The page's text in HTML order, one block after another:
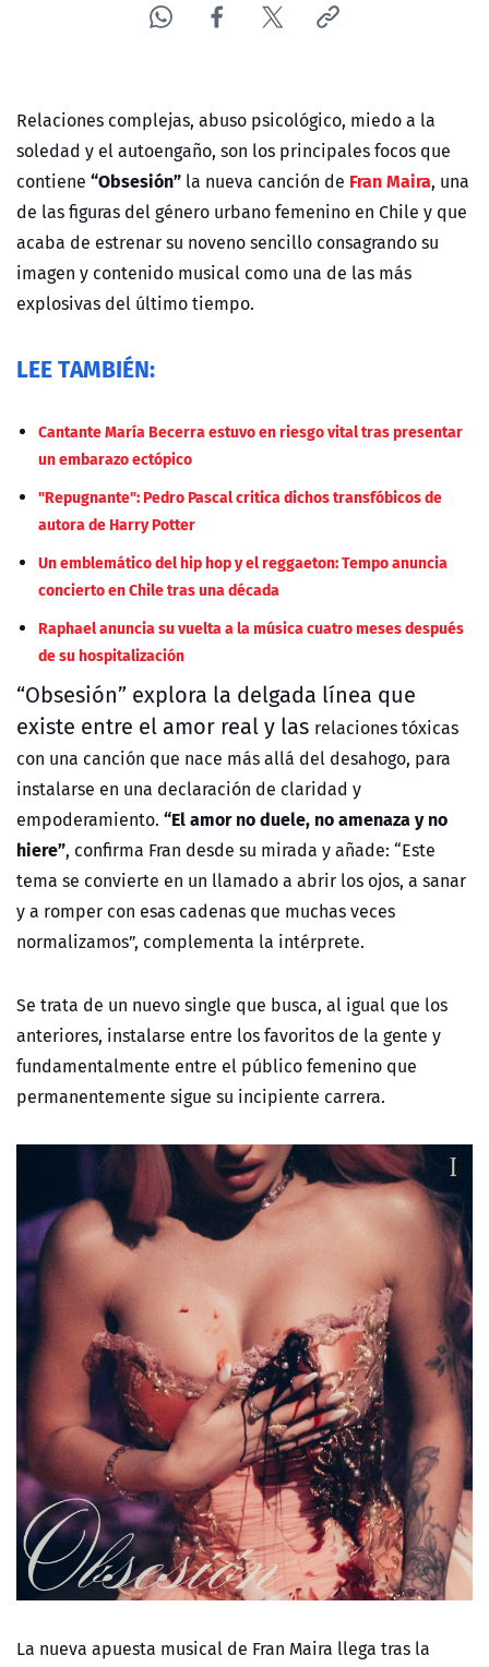
Relaciones complejas, abuso psicológico, miedo a la
soledad y el autoengaño, son los principales focos que
contiene “Obsesión” la nueva canción de Fran Maira, una
de las figuras del género urbano femenino en Chile y que
acaba de estrenar su noveno sencillo consagrando su
imagen y contenido musical como una de las más
explosivas del último tiempo.
LEE TAMBIÉN:
Cantante María Becerra estuvo en riesgo vital tras presentar
un embarazo ectópico
"Repugnante": Pedro Pascal critica dichos transfóbicos de
autora de Harry Potter
Un emblemático del hip hop y el reggaeton: Tempo anuncia
concierto en Chile tras una década
Raphael anuncia su vuelta a la música cuatro meses después
de su hospitalización
“Obsesión” explora la delgada línea que
existe entre el amor real y las relaciones tóxicas
con una canción que nace más allá del desahogo, para
instalarse en una declaración de claridad y
empoderamiento. “El amor no duele, no amenaza y no
hiere”, confirma Fran desde su mirada y añade: “Este
tema se convierte en un llamado a abrir los ojos, a sanar
y a romper con esas cadenas que muchas veces
normalizamos”, complementa la intérprete.
Se trata de un nuevo single que busca, al igual que los
anteriores, instalarse entre los favoritos de la gente y
fundamentalmente entre el público femenino que
permanentemente sigue su incipiente carrera.
La nueva apuesta musical de Fran Maira llega tras la